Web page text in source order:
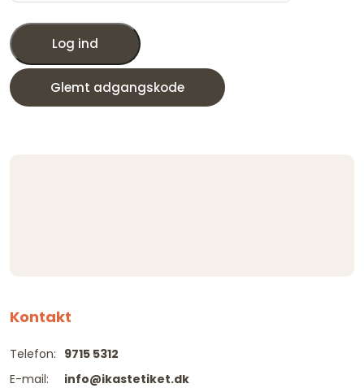
Log ind
Glemt adgangskode
Kontakt
Telefon:
E-mail:
9715 5312
info@ikastetiket.dk